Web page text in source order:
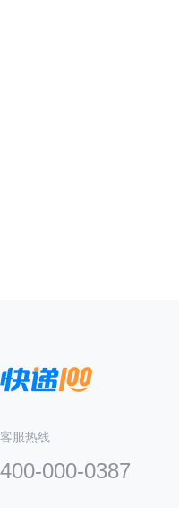
客服热线
400-000-0387